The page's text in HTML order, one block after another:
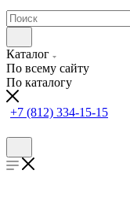
Каталог
По всему сайту
По каталогу
+7 (812) 334-15-15